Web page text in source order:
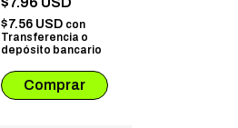
UNIDADES
$7.56 USD con
Transferencia o
depósito bancario